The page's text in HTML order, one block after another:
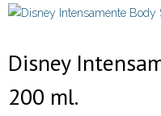
Disney
200 ml.